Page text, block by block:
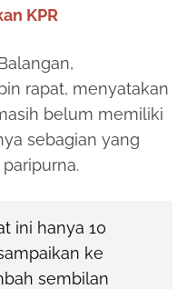
KPR
rapat, menyatakan
belum memiliki
sebagian yang
ini hanya 10
ke
sembilan